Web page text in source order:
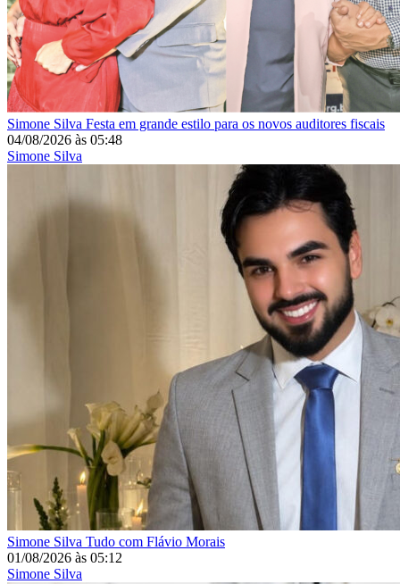
Simone Silva Festa em grande estilo para os novos auditores fiscais
04/08/2026 às 05:48
Simone Silva
Simone Silva Tudo com Flávio Morais
01/08/2026 às 05:12
Simone Silva